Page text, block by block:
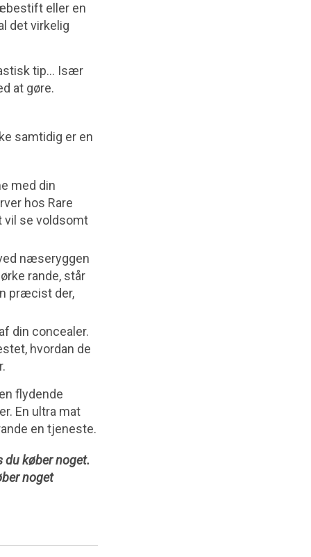
eller en
det virkelig
tip… Især
at gøre.
samtidig er en
med din
hos Rare
vil se voldsomt
næseryggen
rande, står
præcist der,
din concealer.
hvordan de
flydende
En ultra mat
en tjeneste.
du køber noget.
noget